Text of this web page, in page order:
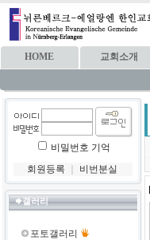
HOME 교회소개
비밀번호 기억
회원등록
비번분실
갤러리
포토갤러리